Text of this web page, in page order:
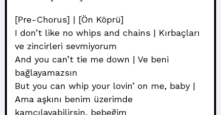
[Pre-Chorus] | [Ön Köprü]
I don’t like no whips and chains | Kırbaçları
ve zincirleri sevmiyorum
And you can’t tie me down | Ve beni
bağlayamazsın
But you can whip your lovin’ on me, baby |
Ama aşkını benim üzerimde
kamçılayabilirsin, bebeğim